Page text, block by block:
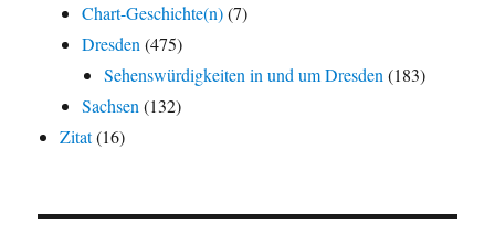
Chart-Geschichte(n)(7)
Dresden (475)
Sehenswürdigkeiten in und um Dresden (183)
Sachsen (132)
Zitat(16)